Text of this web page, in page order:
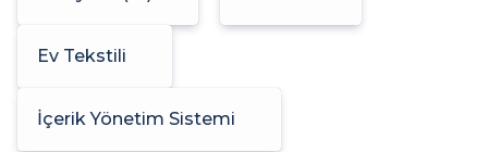
Ev Tekstili
İçerik Yönetim Sistemi